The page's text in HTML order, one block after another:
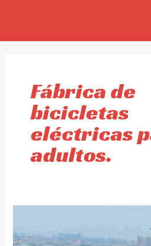
Fábrica de
bicicletas
eléctricas
adultos.